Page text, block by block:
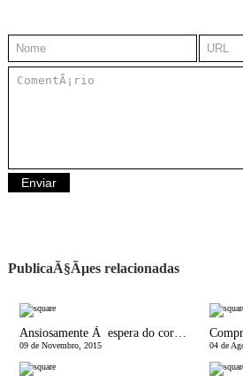
PublicaÃ§Ãµes relacionadas
Ansiosamente Ã espera do correio
09 de Novembro, 2015 04 de